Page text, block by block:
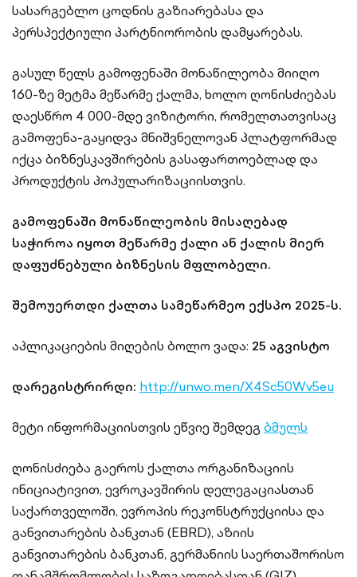
სასარგებლო ცოდნის გაზიარებასა და
პერსპექტიული პარტნიორობის დამყარებას.
გასულ წელს გამოფენაში მონაწილეობა მიიღო
160-ზე მეტმა მეწარმე ქალმა, ხოლო ღონისძიებას
დაესწრო 4 000-მდე ვიზიტორი, რომელთათვისაც
გამოფენა-გაყიდვა მნიშვნელოვან პლატფორმად
იქცა ბიზნესკავშირების გასაფართოებლად და
პროდუქტის პოპულარიზაციისთვის.
გამოფენაში მონაწილეობის მისაღებად
საჭიროა იყოთ მეწარმე ქალი ან ქალის მიერ
დაფუძნებული ბიზნესის მფლობელი.
შემოუერთდი ქალთა სამეწარმეო ექსპო 2025-ს.
აპლიკაციების მიღების ბოლო ვადა: 25 აგვისტო
დარეგისტრირდი: http://unwo.men/X4Sc50Wv5eu
მეტი ინფორმაციისთვის ეწვიე შემდეგ ბმულს
ღონისძიება გაეროს ქალთა ორგანიზაციის
ინიციატივით, ევროკავშირის დელეგაციასთან
საქართველოში, ევროპის რეკონსტრუქციისა და
განვითარების ბანკთან (EBRD), აზიის
განვითარების ბანკთან, გერმანიის საერთაშორისო